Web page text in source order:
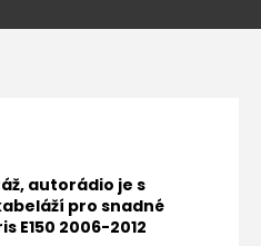
autorádio je s
pro snadné
E150 2006-2012